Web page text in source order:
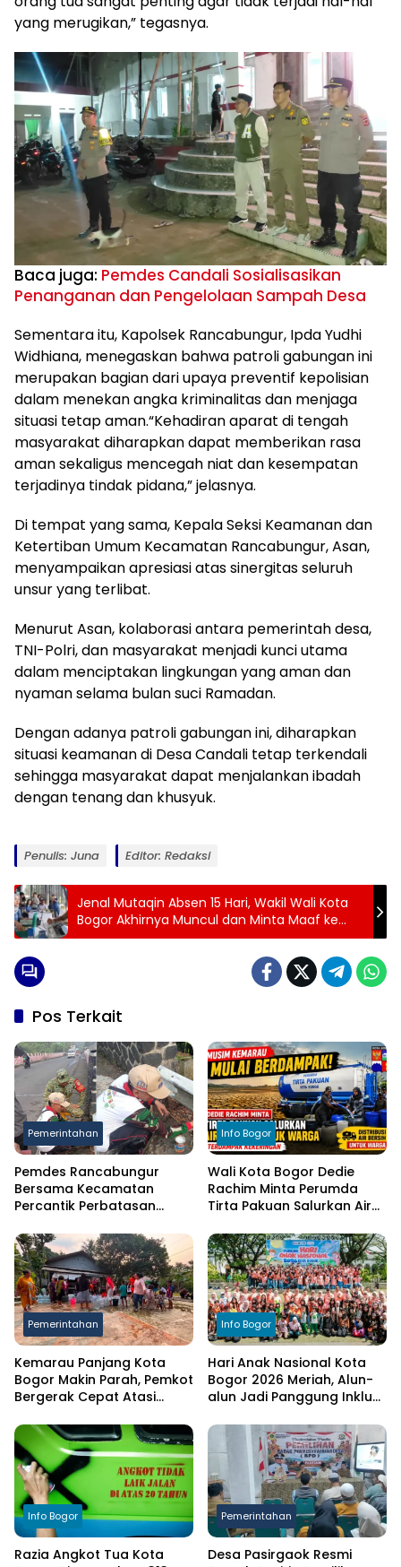
yang merugikan,” tegasnya.
Baca juga: Pemdes Candali Sosialisasikan
Penanganan dan Pengelolaan Sampah Desa
Sementara itu, Kapolsek Rancabungur, Ipda Yudhi
Widhiana, menegaskan bahwa patroli gabungan ini
merupakan bagian dari upaya preventif kepolisian
dalam menekan angka kriminalitas dan menjaga
situasi tetap aman.“Kehadiran aparat di tengah
masyarakat diharapkan dapat memberikan rasa
aman sekaligus mencegah niat dan kesempatan
terjadinya tindak pidana,” jelasnya.
Di tempat yang sama, Kepala Seksi Keamanan dan
Ketertiban Umum Kecamatan Rancabungur, Asan,
menyampaikan apresiasi atas sinergitas seluruh
unsur yang terlibat.
Menurut Asan, kolaborasi antara pemerintah desa,
TNI-Polri, dan masyarakat menjadi kunci utama
dalam menciptakan lingkungan yang aman dan
nyaman selama bulan suci Ramadan.
Dengan adanya patroli gabungan ini, diharapkan
situasi keamanan di Desa Candali tetap terkendali
sehingga masyarakat dapat menjalankan ibadah
dengan tenang dan khusyuk.
Penulis: Juna Editor: Redaksi
Jenal Mutaqin Absen 15 Hari, Wakil Wali Kota
Bogor Akhirnya Muncul dan Minta Maaf ke
Publik
Pos Terkait
Pemerintahan
Pemdes Rancabungur
Bersama Kecamatan
Percantik Perbatasan
Putih Sambut HUT RI ke-81
Info Bogor
Wali Kota Bogor Dedie
Rachim Minta Perumda
Tirta Pakuan Salurkan Air
Terdampak Kekeringan
Pemerintahan
Kemarau Panjang Kota
Bogor Makin Parah, Pemkot
Bergerak Cepat Atasi
Info Bogor
Hari Anak Nasional Kota
Bogor 2026 Meriah, Alun-
alun Jadi Panggung Inklusi
Info Bogor
Razia Angkot Tua Kota
Pemerintahan
Desa Pasirgaok Resmi